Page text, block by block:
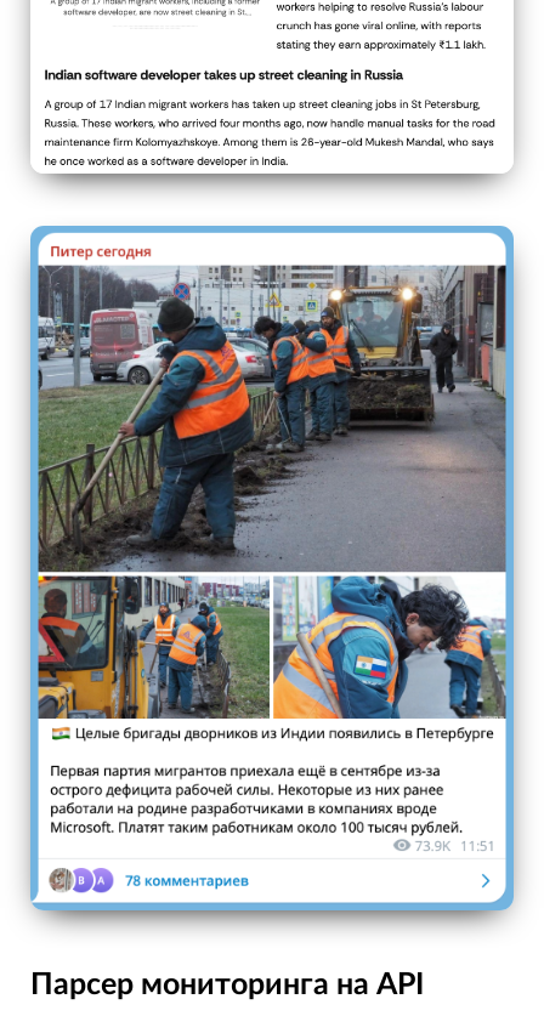
Парсер мониторинга на API